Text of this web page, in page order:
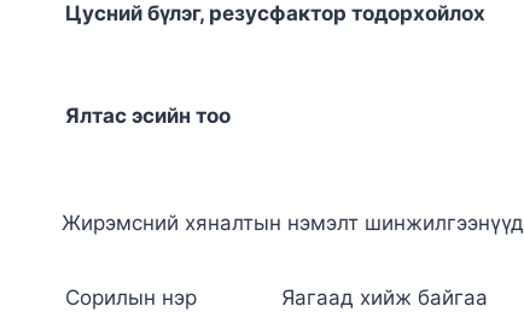
Цусний бүлэг, резусфактор тодорхойлох
Ялтас эсийн тоо
Жирэмсний хяналтын нэмэлт шинжилгээнүүд
Сорилын нэр Яагаад хийж байгаа